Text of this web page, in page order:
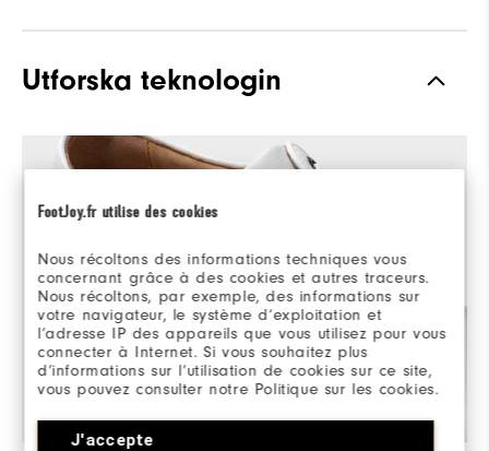
FootJoy.fr utilise des cookies
Nous récoltons des informations techniques vous
concernant grâce à des cookies et autres traceurs.
Nous récoltons, par exemple, des informations sur
votre navigateur, le système d’exploitation et
l’adresse IP des appareils que vous utilisez pour vous
connecter à Internet. Si vous souhaitez plus
d’informations sur l’utilisation de cookies sur ce site,
vous pouvez consulter notre Politique sur les cookies.
J'accepte
Dämpning
Utforska teknologin